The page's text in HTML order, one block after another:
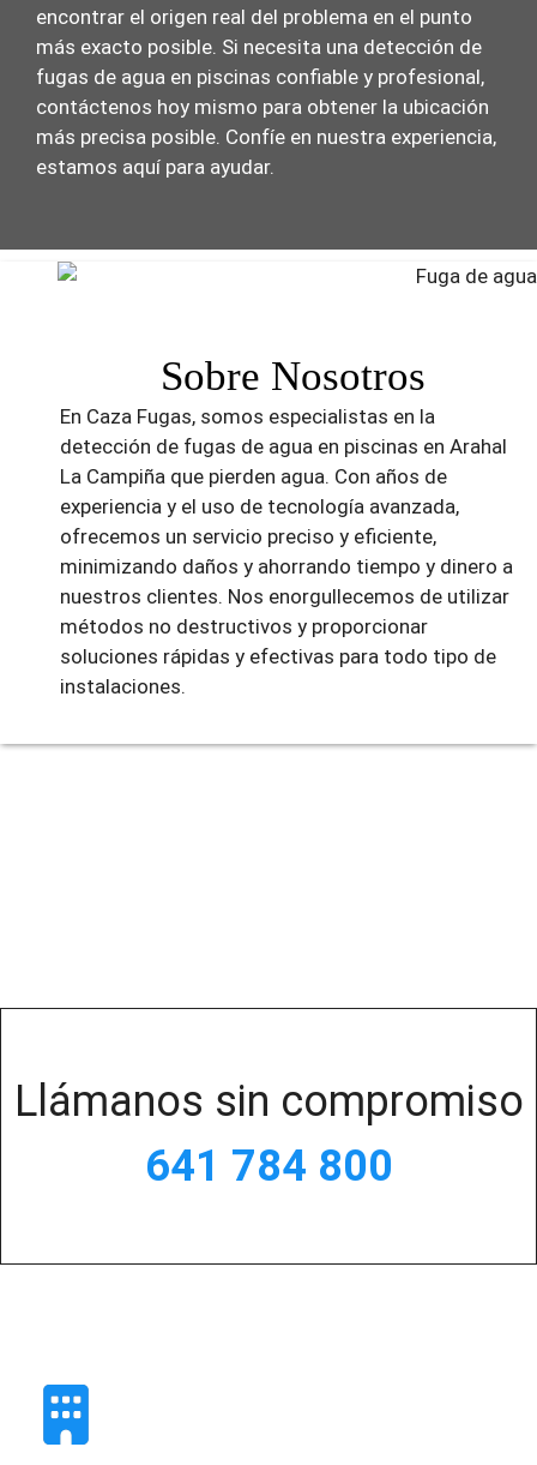
encontrar el origen real del problema en el punto
más exacto posible. Si necesita una detección de
fugas de agua en piscinas confiable y profesional,
contáctenos hoy mismo para obtener la ubicación
más precisa posible. Confíe en nuestra experiencia,
estamos aquí para ayudar.
Sobre Nosotros
En Caza Fugas, somos especialistas en la
detección de fugas de agua en piscinas en Arahal
La Campiña que pierden agua. Con años de
experiencia y el uso de tecnología avanzada,
ofrecemos un servicio preciso y eficiente,
minimizando daños y ahorrando tiempo y dinero a
nuestros clientes. Nos enorgullecemos de utilizar
métodos no destructivos y proporcionar
soluciones rápidas y efectivas para todo tipo de
instalaciones.
Llámanos sin compromiso
641 784 800